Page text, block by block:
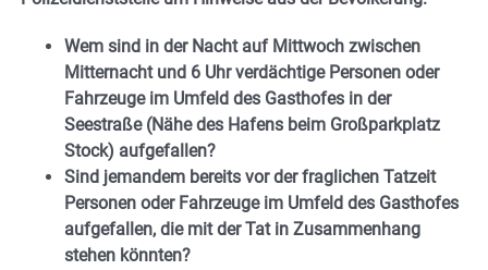
Wem sind in der Nacht auf Mittwoch zwischen
Mitternacht und 6 Uhr verdächtige Personen oder
Fahrzeuge im Umfeld des Gasthofes in der
Seestraße (Nähe des Hafens beim Großparkplatz
Stock) aufgefallen?
Sind jemandem bereits vor der fraglichen Tatzeit
Personen oder Fahrzeuge im Umfeld des Gasthofes
aufgefallen, die mit der Tat in Zusammenhang
stehen könnten?